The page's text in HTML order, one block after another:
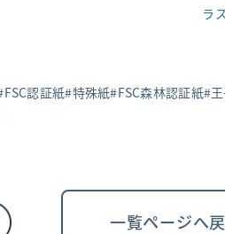
ラ
FSC認証紙 特殊紙 FSC森林認証紙
一覧ページへ